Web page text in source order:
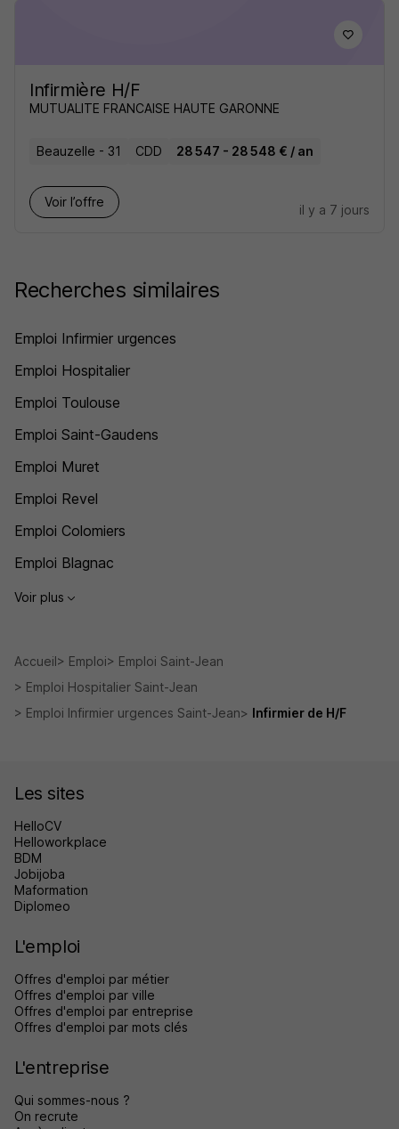
Infirmière H/F
MUTUALITE FRANCAISE HAUTE GARONNE
Beauzelle - 31 CDD 28 547 - 28 548 € / an
Voir l’offre
il y a 7 jours
Recherches similaires
Emploi Infirmier urgences
Emploi Hospitalier
Emploi Toulouse
Emploi Saint-Gaudens
Emploi Muret
Emploi Revel
Emploi Colomiers
Emploi Blagnac
Voir plus
Accueil Emploi
Emploi Saint-Jean
Emploi Hospitalier Saint-Jean
Emploi Infirmier urgences Saint-Jean
Infirmier de H/F
Les sites
HelloCV
Helloworkplace
BDM
Jobijoba
Maformation
Diplomeo
L'emploi
Offres d'emploi par métier
Offres d'emploi par ville
Offres d'emploi par entreprise
Offres d'emploi par mots clés
L'entreprise
Qui sommes-nous ?
On recrute